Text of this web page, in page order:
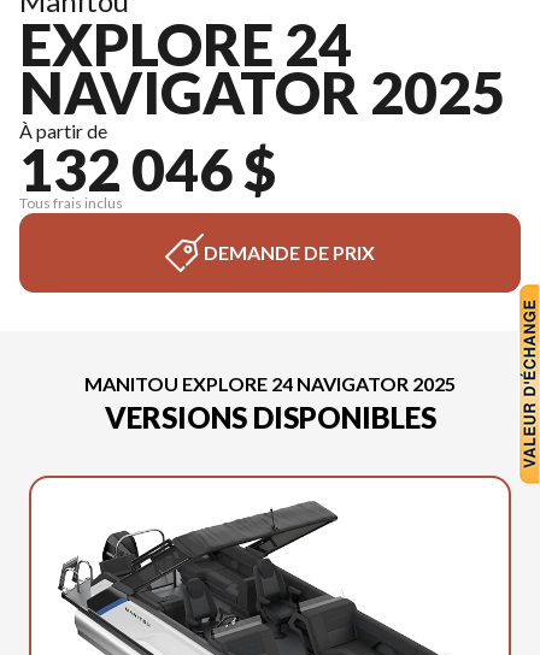
EXPLORE 24
NAVIGATOR 2025
À partir de
132 046 $
Tous frais inclus
DEMANDE DE PRIX
MANITOU EXPLORE 24 NAVIGATOR 2025
VERSIONS DISPONIBLES